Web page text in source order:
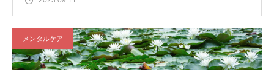
メンタルケア